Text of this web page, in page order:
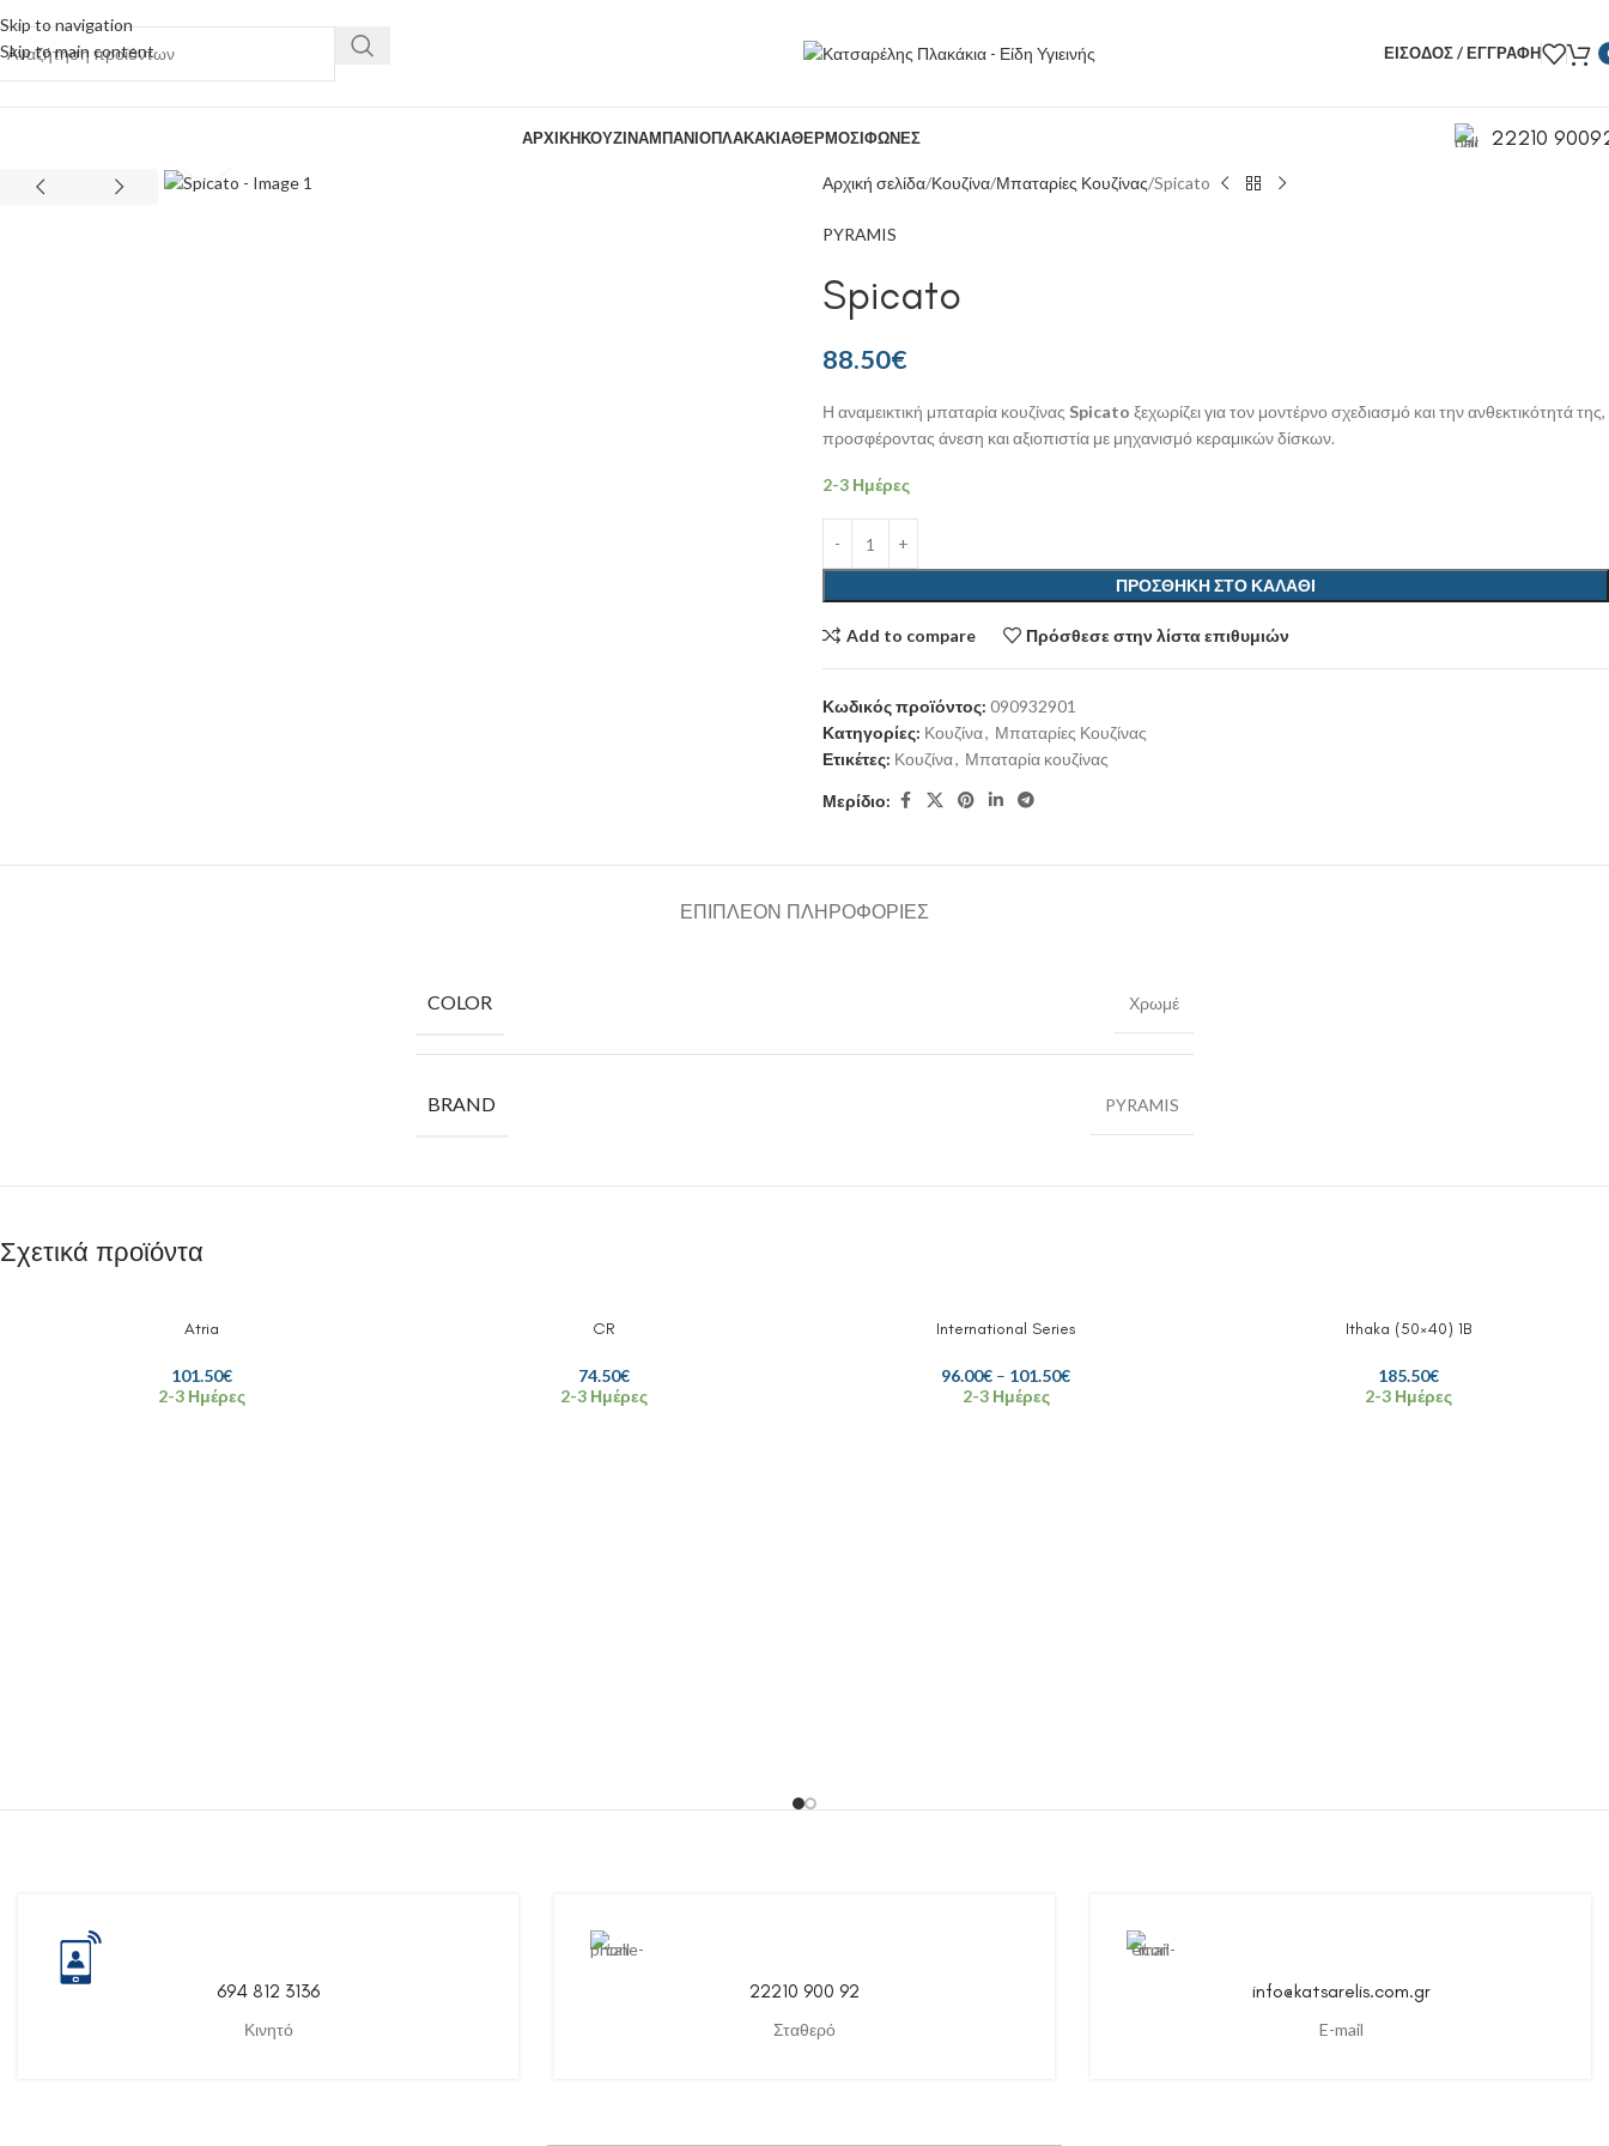
Skip to navigation
Skip to main content
ΕΊΣΟΔΟΣ / ΕΓΓΡΑΦΉ
ΑΡΧΙΚΉΚΟΥΖΊΝΑΜΠΆΝΙΟΠΛΑΚΆΚΙΑΘΕΡΜΟΣΊΦΩΝΕΣ 22210
Αρχική σελίδα Κουζίνα Μπαταρίες Κουζίνας Spicato
PYRAMIS
Spicato
88.50€
Η αναμεικτική μπαταρία κουζίνας Spicato ξεχωρίζει για τον μοντέρνο σχεδιασμό και την ανθεκτικότητά της,
προσφέροντας άνεση και αξιοπιστία με μηχανισμό κεραμικών δίσκων.
2-3 Ημέρες
ΠΡΟΣΘΉΚΗ ΣΤΟ ΚΑΛΆΘΙ
Add to compare Πρόσθεσε στην λίστα επιθυμιών
Κωδικός προϊόντος: 090932901
Κατηγορίες: Κουζίνα, Μπαταρίες Κουζίνας
Ετικέτες: Κουζίνα, Μπαταρία κουζίνας
Μερίδιο:
ΕΠΙΠΛΈΟΝ ΠΛΗΡΟΦΟΡΊΕΣ
COLOR Χρωμέ
BRAND PYRAMIS
Σχετικά προϊόντα
Atria
101.50€
2-3 Ημέρες
CR
74.50€
2-3 Ημέρες
International Series
96.00€ – 101.50€
2-3 Ημέρες
Ithaka (50×40) 1B
185.50€
2-3 Ημέρες
694 812 3136
Κινητό
22210 900 92
Σταθερό
info@katsarelis.com.gr
E-mail